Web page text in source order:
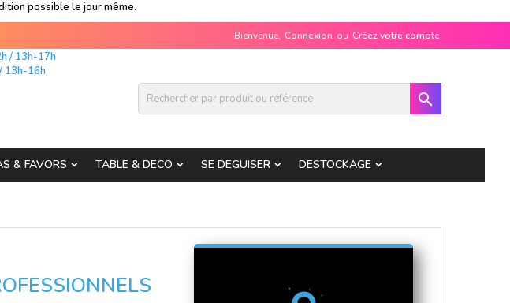
possible le jour même.
Bienvenue, Connexion ou Créez votre compte

/ 13h-17h
13h-16h
& FAVORS TABLE & DECO SE DEGUISER DESTOCKAGE